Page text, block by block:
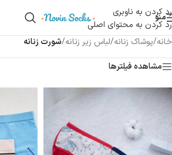
رد کردن به ناوبری
رد کردن به محتوای اصلی
منو
خانه/پوشاک زنانه/لباس زیر زنانه/شورت زنانه
مشاهده فیلترها